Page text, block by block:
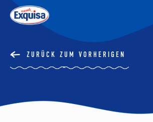
ZURÜCK ZUM VORHERIGEN